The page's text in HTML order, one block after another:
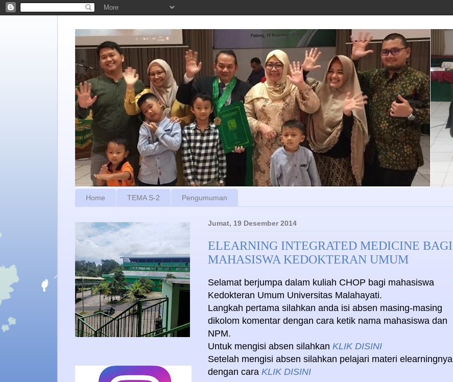
Home TEMA S-2 Pengumuman
Jumat, 19 Desember 2014
ELEARNING INTEGRATED MEDICINE BAGI
MAHASISWA KEDOKTERAN UMUM
Selamat berjumpa dalam kuliah CHOP bagi mahasiswa
Kedokteran Umum Universitas Malahayati.
Langkah pertama silahkan anda isi absen masing-masing
dikolom komentar dengan cara ketik nama mahasiswa dan
NPM.
Untuk mengisi absen silahkan KLIK DISINI
Setelah mengisi absen silahkan pelajari materi elearningnya
dengan cara KLIK DISINI